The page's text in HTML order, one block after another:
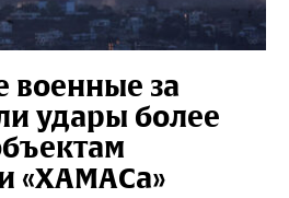
военные за
удары более
«ХАМАСа»